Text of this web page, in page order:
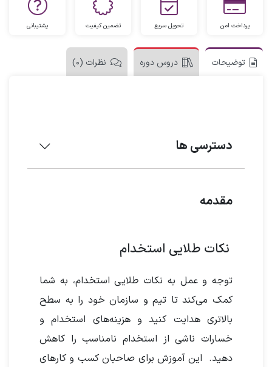
پرداخت امن تحویل سریع تضمین کیفیت پشتیبانی
توضیحات دروس دوره نظرات (0)
دسترسی ها
مقدمه
نکات طلایی استخدام
توجه و عمل به نکات طلایی استخدام، به شما
کمک می‌کند تا تیم و سازمان خود را به سطح
بالاتری هدایت کنید و هزینه‌های استخدام و
خسارات ناشی از استخدام نامناسب را کاهش
دهید. این آموزش برای صاحبان کسب و کارهای